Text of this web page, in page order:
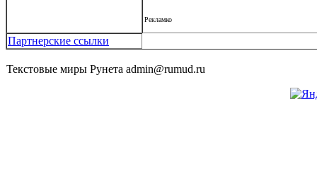
Рекламко
Партнерские ссылки
Текстовые миры Рунета admin@rumud.ru